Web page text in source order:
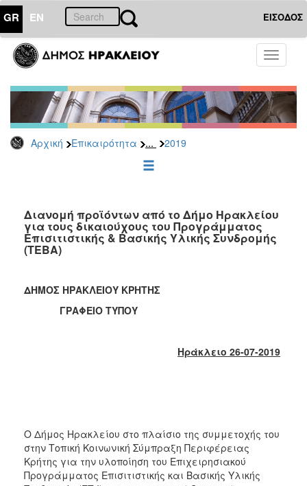
GR EN ΕΙΣΟΔΟΣ
Toggle
Αρχική Επικαιρότητα ... 2019
ΕΠΙΚΑΙΡΟΤΗΤΑ
Τύπου
Αρχείο
2026
2025
2022
2021
2020
2018
2017
2010
2006
Διανομή προϊόντων από το Δήμο Ηρακλείου
για τους δικαιούχους του Προγράμματος
Επισιτιστικής & Βασικής Υλικής Συνδρομής
(ΤΕΒΑ)
ΔΗΜΟΣ ΗΡΑΚΛΕΙΟΥ ΚΡΗΤΗΣ
ΓΡΑΦΕΙΟ ΤΥΠΟΥ
Ηράκλειο 26-07-2019
Ο Δήμος Ηρακλείου στο πλαίσιο της συμμετοχής του
στην Τοπική Κοινωνική Σύμπραξη Περιφέρειας
Κρήτης για την υλοποίηση του Επιχειρησιακού
Προγράμματος Επισιτιστικής και Βασικής Υλικής